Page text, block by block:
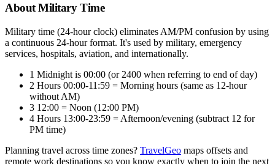
About Military Time
Military time (24-hour clock) eliminates AM/PM confusion by using
a continuous 24-hour format. It's used by military, emergency
services, hospitals, aviation, and internationally.
1 Midnight is 00:00 (or 2400 when referring to end of day)
2 Hours 00:00-11:59 = Morning hours (same as 12-hour
without AM)
3 12:00 = Noon (12:00 PM)
4 Hours 13:00-23:59 = Afternoon/evening (subtract 12 for
PM time)
Planning travel across time zones? TravelGeo maps offsets and
remote work destinations so you know exactly when to join the next